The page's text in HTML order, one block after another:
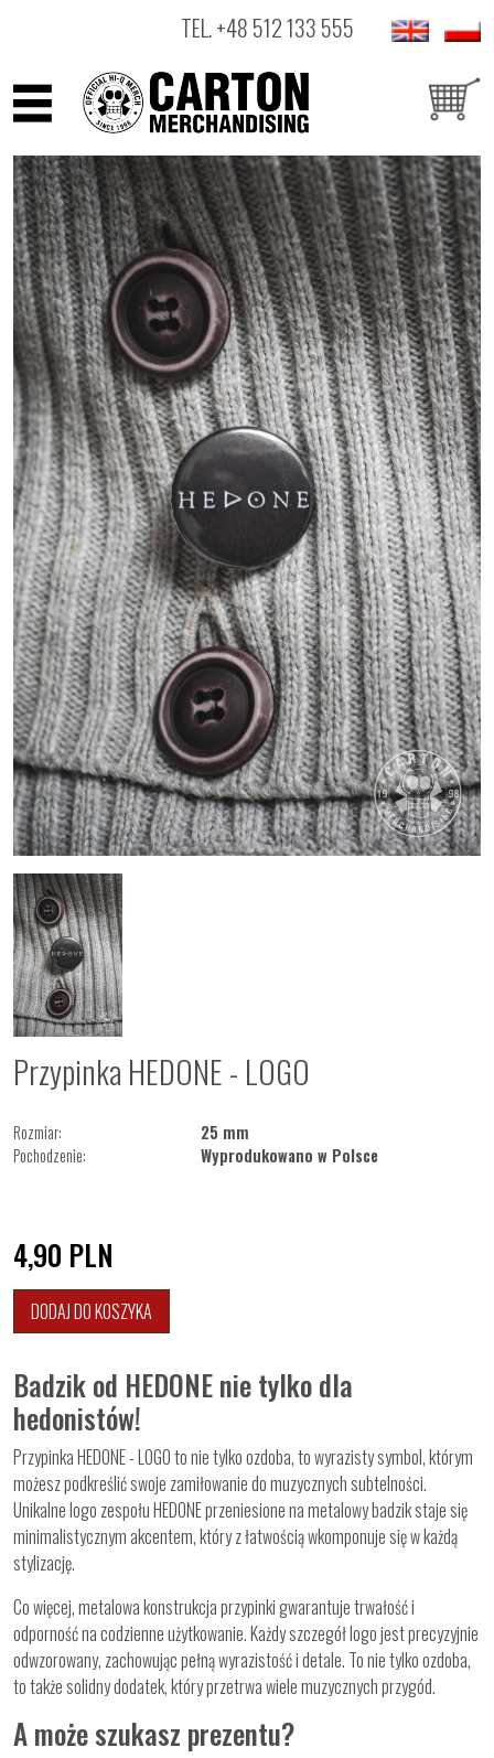
TEL.+48 512 133 555
ARTYŚCI
PRODUKTY
OUTLET
Przypinka HEDONE - LOGO
Rozmiar:
25 mm
Pochodzenie:
Wyprodukowano w Polsce
4,90 PLN
DODAJ DO KOSZYKA
Badzik od HEDONE nie tylko dla
hedonistów!
Przypinka HEDONE - LOGO to nie tylko ozdoba, to wyrazisty symbol, którym
możesz podkreślić swoje zamiłowanie do muzycznych subtelności.
Unikalne logo zespołu HEDONE przeniesione na metalowy badzik staje się
minimalistycznym akcentem, który z łatwością wkomponuje się w każdą
stylizację.
Co więcej, metalowa konstrukcja przypinki gwarantuje trwałość i
odporność na codzienne użytkowanie. Każdy szczegół logo jest precyzyjnie
odwzorowany, zachowując pełną wyrazistość i detale. To nie tylko ozdoba,
to także solidny dodatek, który przetrwa wiele muzycznych przygód.
A może szukasz prezentu?